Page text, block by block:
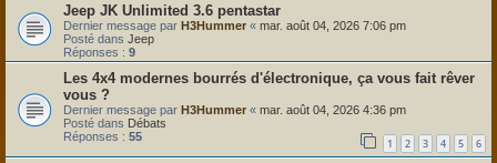
Jeep JK Unlimited 3.6 pentastar
Dernier message par H3Hummer « mar. août 04, 2026 7:06 pm
Posté dans Jeep
Réponses : 9
Les 4x4 modernes bourrés d'électronique, ça vous fait rêver
vous ?
Dernier message par H3Hummer « mar. août 04, 2026 4:36 pm
Posté dans Débats
Réponses : 55 1 2 3 4 5 6